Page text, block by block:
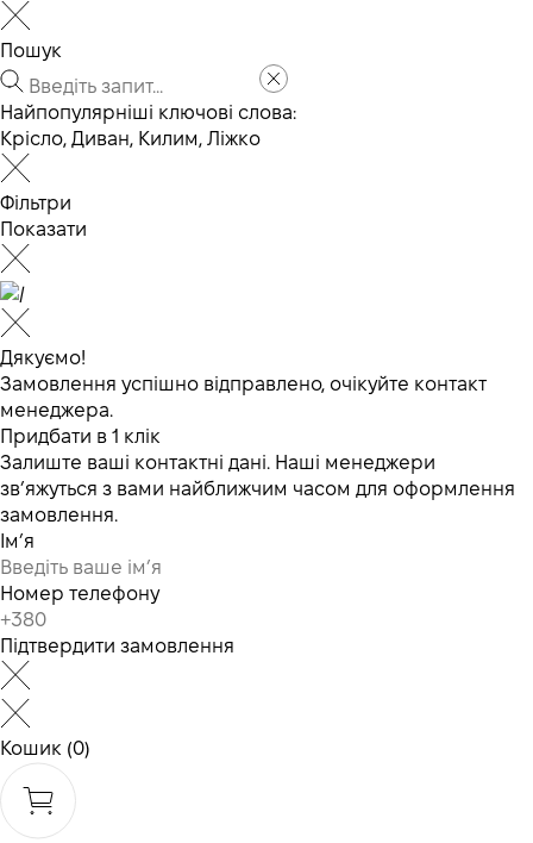
Пошук
Найпопулярніші ключові слова:
Крісло, Диван, Килим, Ліжко
Фільтри
Показати
Дякуємо!
Замовлення успішно відправлено, очікуйте контакт
менеджера.
Придбати в 1 клік
Залиште ваші контактні дані. Наші менеджери
зв’яжуться з вами найближчим часом для оформлення
замовлення.
Ім’я
Номер телефону
Підтвердити замовлення
Кошик (0)